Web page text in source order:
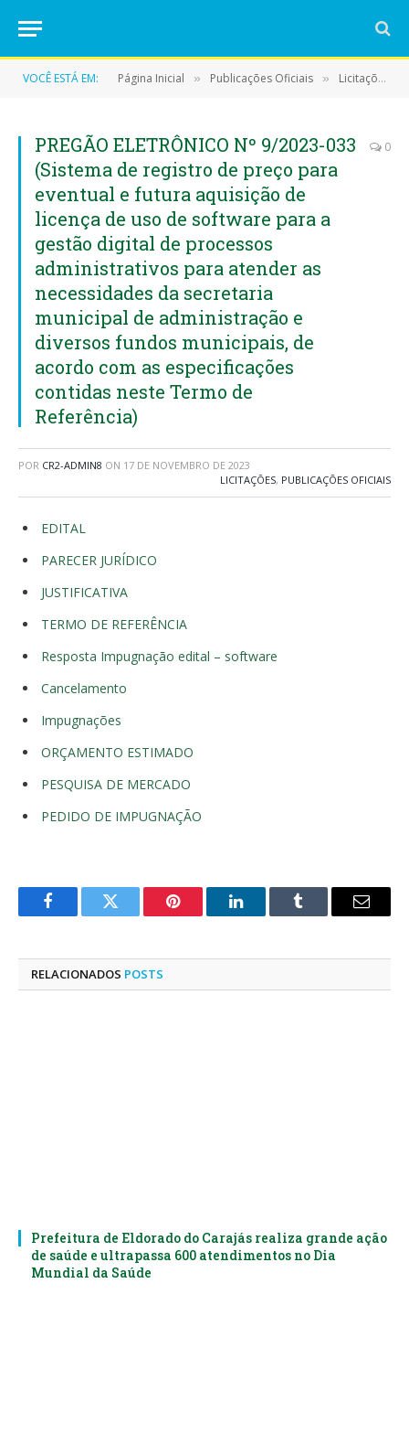
VOCÊ ESTÁ EM: Página Inicial » Publicações Oficiais » Licitações
PREGÃO ELETRÔNICO Nº 9/2023-033
(Sistema de registro de preço para
eventual e futura aquisição de
licença de uso de software para a
gestão digital de processos
administrativos para atender as
necessidades da secretaria
municipal de administração e
diversos fundos municipais, de
acordo com as especificações
contidas neste Termo de
Referência)
0
POR CR2-ADMIN8 ON 17 DE NOVEMBRO DE 2023
LICITAÇÕES, PUBLICAÇÕES OFICIAIS
EDITAL
PARECER JURÍDICO
JUSTIFICATIVA
TERMO DE REFERÊNCIA
Resposta Impugnação edital – software
Cancelamento
Impugnações
ORÇAMENTO ESTIMADO
PESQUISA DE MERCADO
PEDIDO DE IMPUGNAÇÃO
FacebookTwitter Pinterest LinkedInTumblr
E-
RELACIONADOS POSTS
Prefeitura de Eldorado do Carajás realiza grande ação
de saúde e ultrapassa 600 atendimentos no Dia
Mundial da Saúde